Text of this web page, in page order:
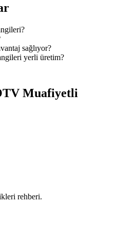
sağlıyor?
yerli üretim?
Muafiyetli
rehberi.